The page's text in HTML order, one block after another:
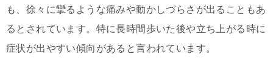
も、徐々に攣るような痛みや動かしづらさが出ることもあ
るとされています。特に長時間歩いた後や立ち上がる時に
症状が出やすい傾向があると言われています。